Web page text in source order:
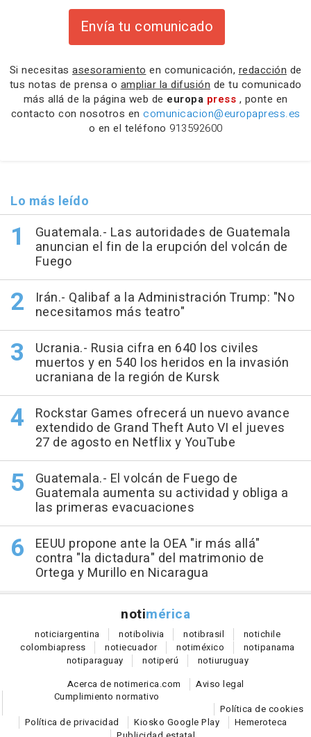
Envía tu comunicado
Si necesitas asesoramiento en comunicación, redacción de
tus notas de prensa o ampliar la difusión de tu comunicado
más allá de la página web de europa press , ponte en
contacto con nosotros en comunicacion@europapress.es
o en el teléfono 913592600
Lo más leído
Guatemala.- Las autoridades de Guatemala
anuncian el fin de la erupción del volcán de
Fuego
Irán.- Qalibaf a la Administración Trump: "No
necesitamos más teatro"
Ucrania.- Rusia cifra en 640 los civiles
muertos y en 540 los heridos en la invasión
ucraniana de la región de Kursk
Rockstar Games ofrecerá un nuevo avance
extendido de Grand Theft Auto VI el jueves
27 de agosto en Netflix y YouTube
Guatemala.- El volcán de Fuego de
Guatemala aumenta su actividad y obliga a
las primeras evacuaciones
EEUU propone ante la OEA "ir más allá"
contra "la dictadura" del matrimonio de
Ortega y Murillo en Nicaragua
notimérica
noticiargentina notibolivia notibrasil notichile
colombiapress notiecuador notiméxico notipanama
notiparaguay notiperú notiuruguay
Acerca de notimerica.com
Aviso legal
Cumplimiento normativo
Política de cookies
Política de privacidad
Kiosko Google Play
Hemeroteca